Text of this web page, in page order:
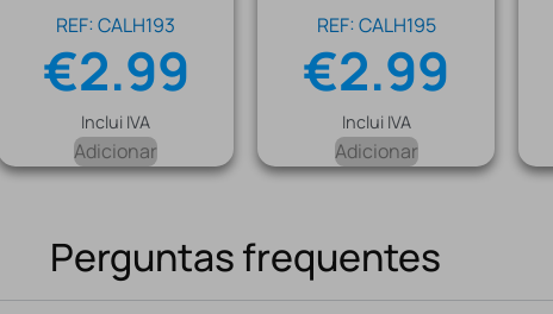
REF: CALH193
€2.99
Inclui IVA
Adicionar
REF: CALH195
€2.99
Inclui IVA
Adicionar
Perguntas frequentes